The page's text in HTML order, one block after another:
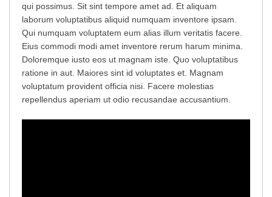
qui possimus. Sit sint tempore amet ad. Et aliquam
laborum voluptatibus aliquid numquam inventore ipsam.
Qui numquam voluptatem eum alias illum veritatis facere.
Eius commodi modi amet inventore rerum harum minima.
Doloremque iusto eos ut magnam iste. Quo voluptatibus
ratione in aut. Maiores sint id voluptates et. Magnam
voluptatum provident officia nisi. Facere molestias
repellendus aperiam ut odio recusandae accusantium.